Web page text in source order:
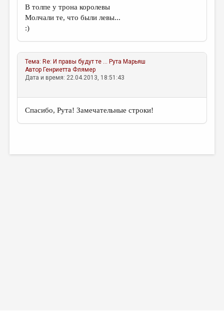
В толпе у трона королевы
Молчали те, что были левы...
:)
Тема: Re: И правы будут те ... Рута Марьяш
Автор Генриетта Флямер
Дата и время: 22.04.2013, 18:51:43
Спасибо, Рута! Замечательные строки!